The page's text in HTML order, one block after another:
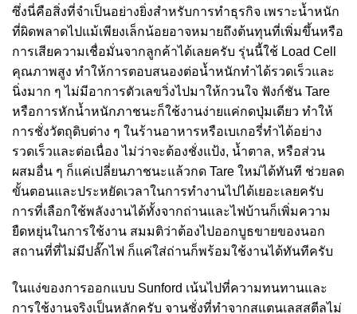
ซึ่งนี่คือสิ่งที่จำเป็นอย่างยิ่งสำหรับการทำธุรกิจ เพราะน้ำหนัก
ที่ผิดพลาดไปแม้เพียงเล็กน้อยอาจหมายถึงต้นทุนที่เพิ่มขึ้นหรือ
การเสียความเชื่อมั่นจากลูกค้าได้เลยครับ รุ่นนี้ใช้ Load Cell
คุณภาพสูง ทำให้การตอบสนองต่อน้ำหนักทำได้รวดเร็วและ
นิ่งมาก ๆ ไม่มีอาการตัวเลขวิ่งไปมาให้กวนใจ ฟังก์ชัน Tare
หรือการหักน้ำหนักภาชนะก็ใช้งานง่ายแค่กดปุ่มเดียว ทำให้
การชั่งวัตถุดิบต่าง ๆ ในร้านอาหารหรือเบเกอรี่ทำได้อย่าง
รวดเร็วและต่อเนื่อง ไม่ว่าจะต้องชั่งแป้ง, น้ำตาล, หรือส่วน
ผสมอื่น ๆ ก็แค่เปลี่ยนภาชนะแล้วกด Tare ใหม่ได้ทันที ช่วยลด
ขั้นตอนและประหยัดเวลาในการทำงานไปได้เยอะเลยครับ
การที่เลือกใช้พลังงานได้ทั้งจากถ่านและไฟบ้านก็เพิ่มความ
ยืดหยุ่นในการใช้งาน สมมติว่าต้องไปออกบูธขายของนอก
สถานที่ที่ไม่มีปลั๊กไฟ ก็แค่ใส่ถ่านก็พร้อมใช้งานได้ทันทีครับ
ในแง่ของการออกแบบ Sunford เน้นไปที่ความทนทานและ
การใช้งานจริงเป็นหลักครับ จานชั่งที่ทำจากสแตนเลสสตีลไม่